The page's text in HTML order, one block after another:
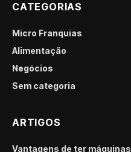
CATEGORIAS
Micro Franquias
Alimentação
Negócios
Sem categoria
ARTIGOS
Vantagens de ter máquinas